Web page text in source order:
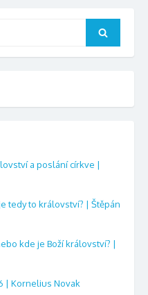
Search
a poslání církve |
tedy to království? | Štěpán
kde je Boží království? |
| Kornelius Novak